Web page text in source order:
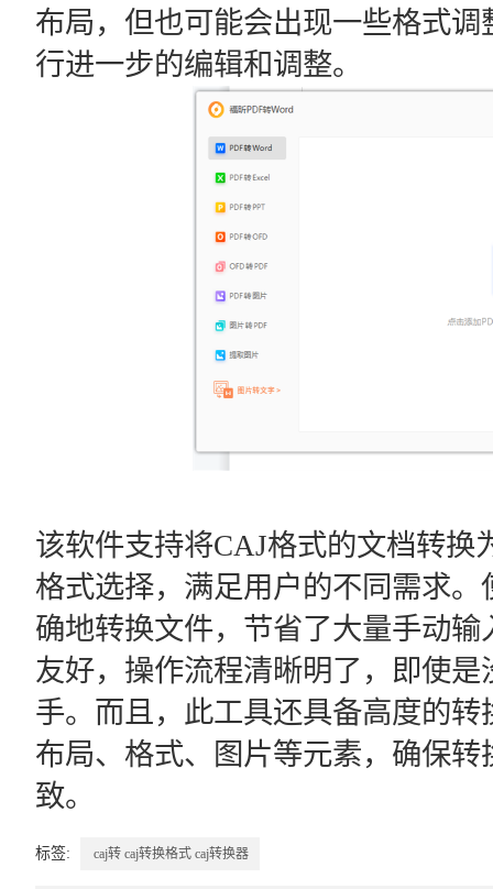
布局，但也可能会出现一些格式
行进一步的编辑和调整。
该软件支持将CAJ格式的文档转换
格式选择，满足用户的不同需求
确地转换文件，节省了大量手动
友好，操作流程清晰明了，即使
手。而且，此工具还具备高度的
布局、格式、图片等元素，确保
致。
标签: caj转 caj转换格式 caj转换器